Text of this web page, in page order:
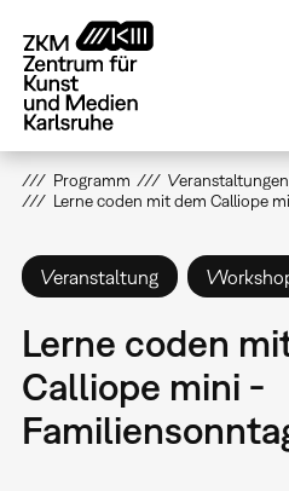
zum
Inhalt
Programm
Veranstaltungen
Lerne coden mit dem Calliope
Veranstaltung
Lerne coden
Calliope mini -